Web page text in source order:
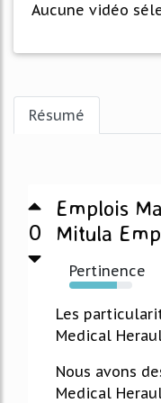
Aucune vidéo
Résumé
0
Emplois
Mitula
Pertinence
75%
Les
Medical
Nous avons
Medical